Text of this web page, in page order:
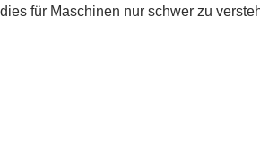
dies für Maschinen nur schwer zu